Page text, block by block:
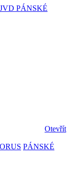
JVD PÁNSKÉ
Otevřít
PÁNSKÉ